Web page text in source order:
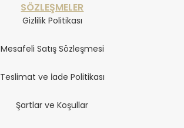
SÖZLEŞMELER
Gizlilik Politikası
Mesafeli Satış Sözleşmesi
Teslimat ve İade Politikası
Şartlar ve Koşullar